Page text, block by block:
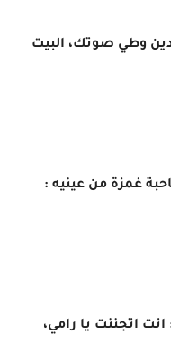
وطي صوتك، البيت
غمزة من عينيه :
اتجننت يا رامي،